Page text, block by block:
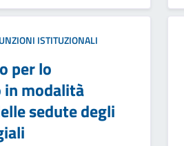
ISTITUZIONALI
per lo
modalità
sedute degli